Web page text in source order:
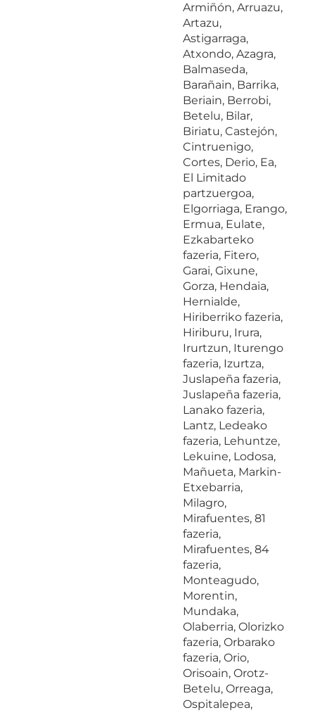
Armiñón, Arruazu,
Artazu,
Astigarraga,
Atxondo, Azagra,
Balmaseda,
Barañain, Barrika,
Beriain, Berrobi,
Betelu, Bilar,
Biriatu, Castejón,
Cintruenigo,
Cortes, Derio, Ea,
El Limitado
partzuergoa,
Elgorriaga, Erango,
Ermua, Eulate,
Ezkabarteko
fazeria, Fitero,
Garai, Gixune,
Gorza, Hendaia,
Hernialde,
Hiriberriko fazeria,
Hiriburu, Irura,
Irurtzun, Iturengo
fazeria, Izurtza,
Juslapeña fazeria,
Juslapeña fazeria,
Lanako fazeria,
Lantz, Ledeako
fazeria, Lehuntze,
Lekuine, Lodosa,
Mañueta, Markin-
Etxebarria,
Milagro,
Mirafuentes, 81
fazeria,
Mirafuentes, 84
fazeria,
Monteagudo,
Morentin,
Mundaka,
Olaberria, Olorizko
fazeria, Orbarako
fazeria, Orio,
Orisoain, Orotz-
Betelu, Orreaga,
Ospitalepea,